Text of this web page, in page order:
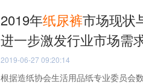
2019年纸尿裤市场现状
进一步激发行业市场需
2019-06-27 09:20:14
根据造纸协会生活用品纸专业委员会